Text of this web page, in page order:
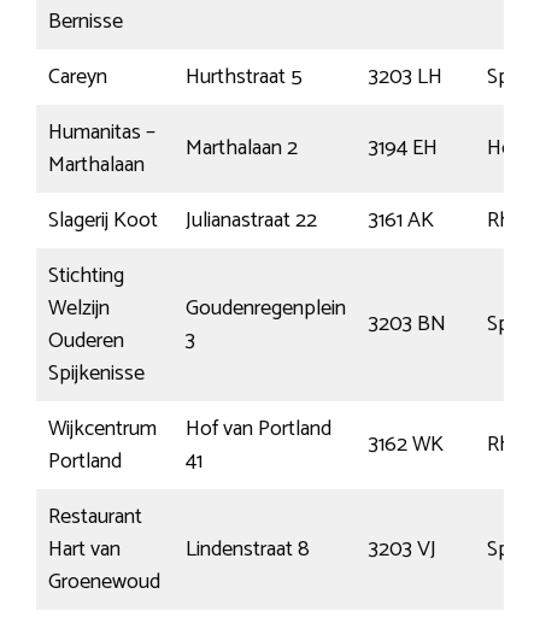
Bernisse
Careyn Hurthstraat 5 3203 LH
Humanitas –
Marthalaan
Marthalaan 2 3194 EH
Slagerij Koot
Julianastraat 22 3161 AK
Stichting
Welzijn
Ouderen
Spijkenisse
Goudenregenplein
3
3203 BN
Wijkcentrum
Portland
Hof van Portland
41
3162 WK
Restaurant
Hart van
Groenewoud
Lindenstraat 8 3203 VJ